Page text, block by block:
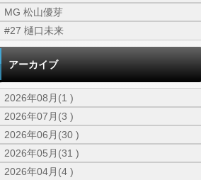
MG 松山優芽
#27 樋口未来
アーカイブ
2026年08月(1 )
2026年07月(3 )
2026年06月(30 )
2026年05月(31 )
2026年04月(4 )